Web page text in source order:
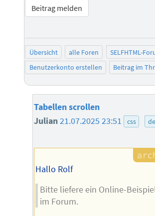
Beitrag melden
Übersicht alle Foren
SELFHTML-
Benutzerkonto erstellen
Beitrag im
Tabellen scrollen
Julian21.07.2025 23:51 css
Hallo Rolf
Bitte liefere ein Online-
im Forum.